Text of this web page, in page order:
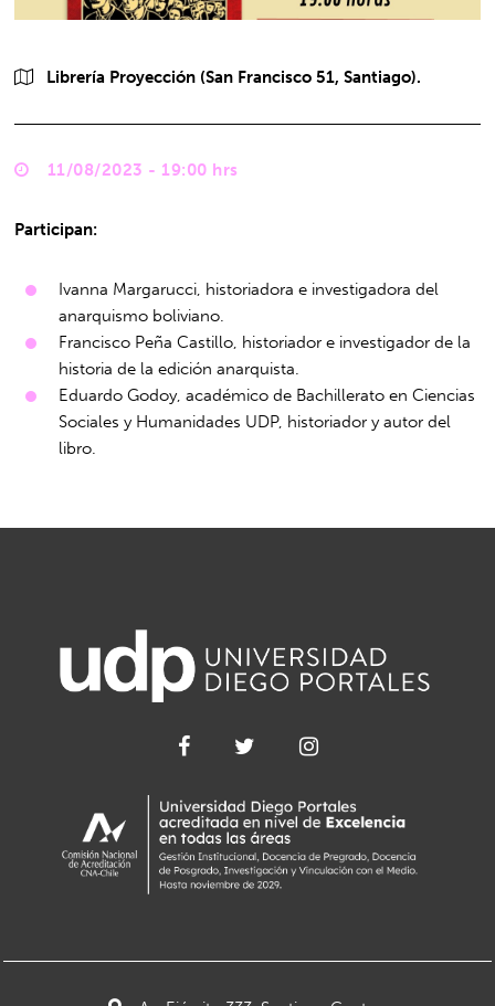
Librería Proyección (San Francisco 51, Santiago).
11/08/2023 - 19:00 hrs
Participan:
Ivanna Margarucci, historiadora e investigadora del
anarquismo boliviano.
Francisco Peña Castillo, historiador e investigador de la
historia de la edición anarquista.
Eduardo Godoy, académico de Bachillerato en Ciencias
Sociales y Humanidades UDP, historiador y autor del
libro.